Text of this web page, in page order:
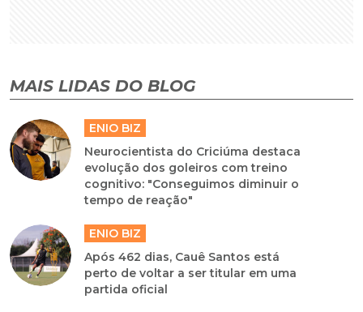
MAIS LIDAS DO BLOG
ENIO BIZ
Neurocientista do Criciúma destaca
evolução dos goleiros com treino
cognitivo: "Conseguimos diminuir o
tempo de reação"
ENIO BIZ
Após 462 dias, Cauê Santos está
perto de voltar a ser titular em uma
partida oficial